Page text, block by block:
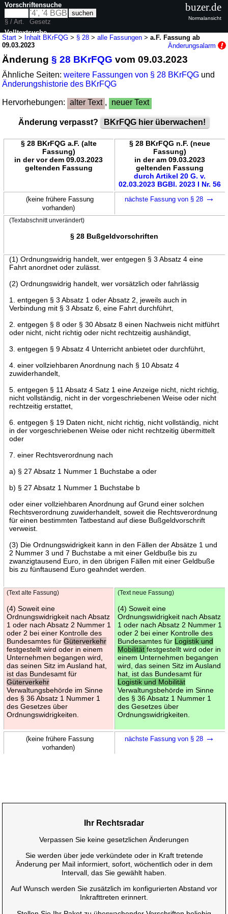
Start > Inhalt BKrFQG > § 28 >alle Fassungen >a.F. Fassung ab
09.03.2023
Änderungsalarm
Änderung§ 28 BKrFQG vom 09.03.2023
Ähnliche Seiten:weitere Fassungen von § 28 BKrFQG und
Änderungshistorie des BKrFQG
Hervorhebungen: alter Text , neuer Text
Änderung verpasst? BKrFQG hier überwachen!
§ 28 BKrFQG a.F. (alte
Fassung)
in der vor dem 09.03.2023
geltenden Fassung
§ 28 BKrFQG n.F. (neue
Fassung)
in der am 09.03.2023
geltenden Fassung
durch Artikel 20 G. v.
02.03.2023 BGBl. 2023 I Nr. 56
(keine frühere Fassung
vorhanden)
nächste Fassung von § 28 →
(Textabschnitt unverändert)
§ 28 Bußgeldvorschriften
(1) Ordnungswidrig handelt, wer entgegen § 3 Absatz 4 eine
Fahrt anordnet oder zulässt.
(2) Ordnungswidrig handelt, wer vorsätzlich oder fahrlässig
1. entgegen § 3 Absatz 1 oder Absatz 2, jeweils auch in
Verbindung mit § 3 Absatz 6, eine Fahrt durchführt,
2. entgegen § 8 oder § 30 Absatz 8 einen Nachweis nicht mitführt
oder nicht, nicht richtig oder nicht rechtzeitig aushändigt,
3. entgegen § 9 Absatz 4 Unterricht anbietet oder durchführt,
4. einer vollziehbaren Anordnung nach § 10 Absatz 4
zuwiderhandelt,
5. entgegen § 11 Absatz 4 Satz 1 eine Anzeige nicht, nicht richtig,
nicht vollständig, nicht in der vorgeschriebenen Weise oder nicht
rechtzeitig erstattet,
6. entgegen § 19 Daten nicht, nicht richtig, nicht vollständig, nicht
in der vorgeschriebenen Weise oder nicht rechtzeitig übermittelt
oder
7. einer Rechtsverordnung nach
a) § 27 Absatz 1 Nummer 1 Buchstabe a oder
b) § 27 Absatz 1 Nummer 1 Buchstabe b
oder einer vollziehbaren Anordnung auf Grund einer solchen
Rechtsverordnung zuwiderhandelt, soweit die Rechtsverordnung
für einen bestimmten Tatbestand auf diese Bußgeldvorschrift
verweist.
(3) Die Ordnungswidrigkeit kann in den Fällen der Absätze 1 und
2 Nummer 3 und 7 Buchstabe a mit einer Geldbuße bis zu
zwanzigtausend Euro, in den übrigen Fällen mit einer Geldbuße
bis zu fünftausend Euro geahndet werden.
(Text alte Fassung)
(4) Soweit eine
Ordnungswidrigkeit nach Absatz
1 oder nach Absatz 2 Nummer 1
oder 2 bei einer Kontrolle des
Bundesamtes für Güterverkehr
festgestellt wird oder in einem
Unternehmen begangen wird,
das seinen Sitz im Ausland hat,
ist das Bundesamt für
Güterverkehr
Verwaltungsbehörde im Sinne
des § 36 Absatz 1 Nummer 1
des Gesetzes über
Ordnungswidrigkeiten.
(Text neue Fassung)
(4) Soweit eine
Ordnungswidrigkeit nach Absatz
1 oder nach Absatz 2 Nummer 1
oder 2 bei einer Kontrolle des
Bundesamtes für Logistik und
Mobilität festgestellt wird oder in
einem Unternehmen begangen
wird, das seinen Sitz im Ausland
hat, ist das Bundesamt für
Logistik und Mobilität
Verwaltungsbehörde im Sinne
des § 36 Absatz 1 Nummer 1
des Gesetzes über
Ordnungswidrigkeiten.
(keine frühere Fassung
vorhanden)
nächste Fassung von § 28 →
Vorschriftensuche
§ / Art.
Gesetz
Volltextsuche
buzer.de
Normalansicht
Ihr Rechtsradar
Verpassen Sie keine gesetzlichen Änderungen
Sie werden über jede verkündete oder in Kraft tretende
Änderung per Mail informiert, sofort, wöchentlich oder in dem
Intervall, das Sie gewählt haben.
Auf Wunsch werden Sie zusätzlich im konfigurierten Abstand vor
Inkrafttreten erinnert.